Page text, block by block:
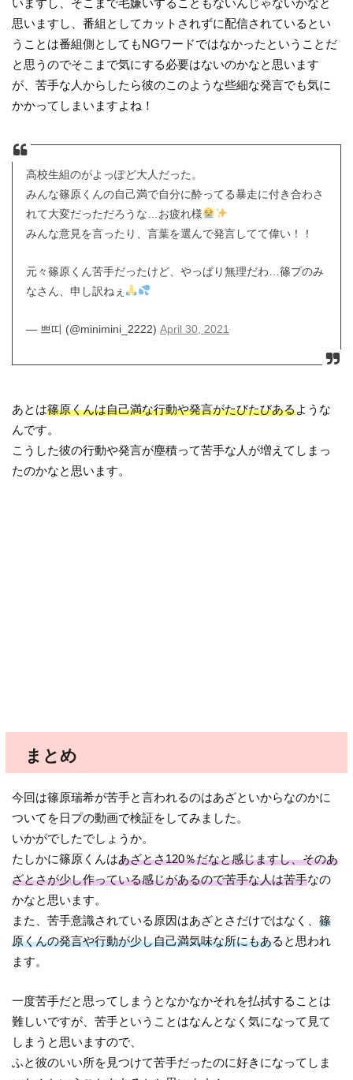
思いますし、番組としてカットされずに配信されているとい
うことは番組側としてもNGワードではなかったということだ
と思うのでそこまで気にする必要はないのかなと思います
が、苦手な人からしたら彼のこのような些細な発言でも気に
かかってしまいますよね！
高校生組のがよっぽど大人だった。
みんな篠原くんの自己満で自分に酔ってる暴走に付き合わさ
れて大変だっただろうな…お疲れ様
みんな意見を言ったり、言葉を選んで発言してて偉い！！
元々篠原くん苦手だったけど、やっぱり無理だわ…篠プのみ
なさん、申し訳ねぇ
— 쁘띠 (@minimini_2222) April 30, 2021
あとは篠原くんは自己満な行動や発言がたびたびあるような
んです。
こうした彼の行動や発言が塵積って苦手な人が増えてしまっ
たのかなと思います。
まとめ
今回は篠原瑞希が苦手と言われるのはあざといからなのかに
ついてを日プの動画で検証をしてみました。
いかがでしたでしょうか。
たしかに篠原くんはあざとさ120％だなと感じますし、そのあ
ざとさが少し作っている感じがあるので苦手な人は苦手なの
かなと思います。
また、苦手意識されている原因はあざとさだけではなく、篠
原くんの発言や行動が少し自己満気味な所にもあると思われ
ます。
一度苦手だと思ってしまうとなかなかそれを払拭することは
難しいですが、苦手ということはなんとなく気になって見て
しまうと思いますので、
ふと彼のいい所を見つけて苦手だったのに好きになってしま